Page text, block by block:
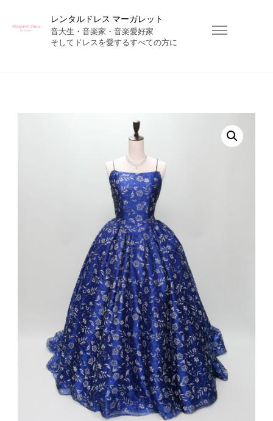
レンタルドレス マーガレット
音大生・音楽家・音楽愛好家